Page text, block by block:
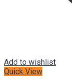
Add to wishlist
Quick View